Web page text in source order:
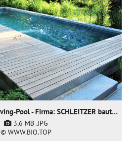
3. Platz - Kategorie Living-Pool - Firma: SCHLEITZER baut Gärten creativ & innovativ GmbH
3,6 MB .JPG
© WWW.BIO.TOP